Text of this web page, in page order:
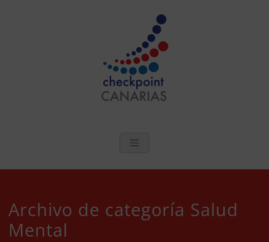
Archivo de categoría Salud
Mental